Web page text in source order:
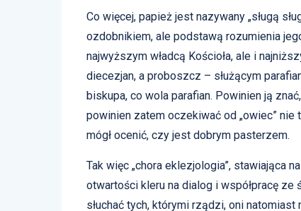
Co więcej, papież jest nazywany „sługą
ozdobnikiem, ale podstawą rozumienia
najwyższym władcą Kościoła, ale i
diecezjan, a proboszcz – służącym
biskupa, co wola parafian. Powinien ją
powinien zatem oczekiwać od „owiec”
mógł ocenić, czy jest dobrym pasterzem.
Tak więc „chora eklezjologia”, stawiająca
otwartości kleru na dialog i współpracę
słuchać tych, którymi rządzi, oni